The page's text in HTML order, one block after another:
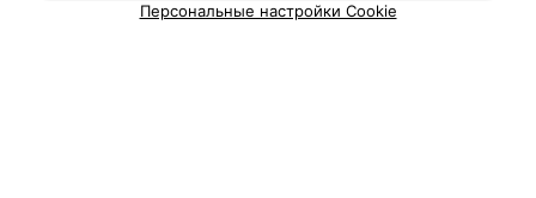
Медицинский маркетинг
Публичный договор
Персональные настройки Cookie